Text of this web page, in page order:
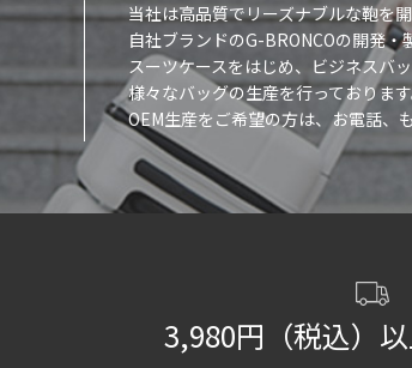
当社は高品質でリーズナブルな鞄を
自社ブランドのG-BRONCOの開発
スーツケースをはじめ、ビジネスバ
様々なバッグの生産を行っておりま
OEM生産をご希望の方は、お電話、
3,980円（税込）